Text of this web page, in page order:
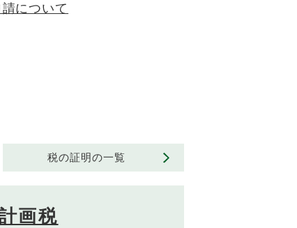
について
税の証明の一覧
画税